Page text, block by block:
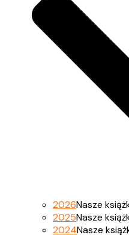
2026Nasze
2025Nasze
2024Nasze